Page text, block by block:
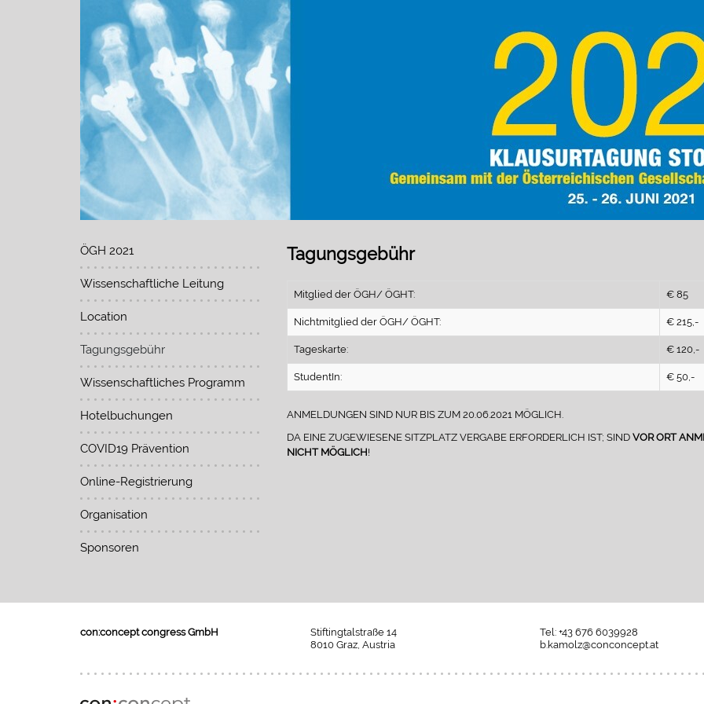
ÖGH 2021
Wissenschaftliche Leitung
Location
Tagungsgebühr
Wissenschaftliches Programm
Hotelbuchungen
COVID19 Prävention
Online-Registrierung
Organisation
Sponsoren
Tagungsgebühr
Mitglied der ÖGH/ ÖGHT: € 85
Nichtmitglied der ÖGH/ ÖGHT: € 215,-
Tageskarte: € 120,-
StudentIn: € 50,-
ANMELDUNGEN SIND NUR BIS ZUM 20.06.2021 MÖGLICH.
DA EINE ZUGEWIESENE SITZPLATZ VERGABE ERFORDERLICH IST; SINDVOR ORT
NICHT MÖGLICH!
con:concept congress GmbH
Stiftingtalstraße 14
8010 Graz, Austria
Tel: +43 676 6039928
b.kamolz@conconcept.at